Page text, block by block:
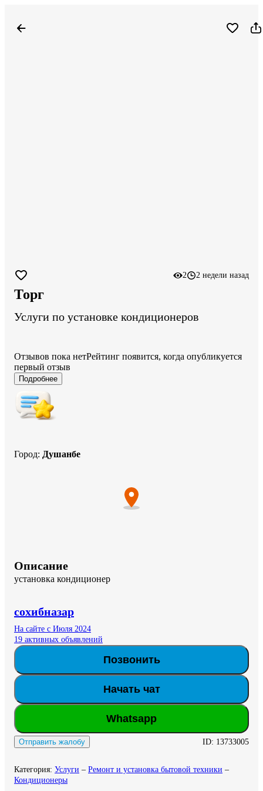
2 2 недели назад
Торг
Услуги по установке кондиционеров
Отзывов пока нетРейтинг появится, когда опубликуется
первый отзыв
Подробнее
Город: Душанбе
Описание
установка кондиционер
сохибназар
На сайте с Июля 2024
19 активных объявлений
Позвонить
Начать чат
Whatsapp
Отправить жалобу ID: 13733005
Категория: Услуги – Ремонт и установка бытовой техники –
Кондиционеры